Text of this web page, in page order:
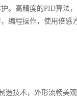
。高精度的PID算法
编程操作，使用倍感
造技术，外形流畅美